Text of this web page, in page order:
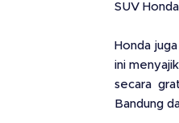
SUV
Honda
ini
secara
Bandung